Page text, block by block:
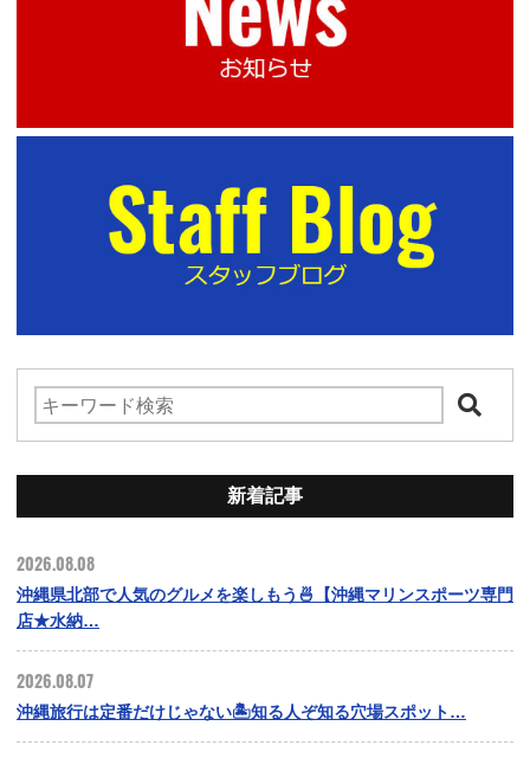
新着記事
2026.08.08
沖縄県北部で人気のグルメを楽しもう🍜【沖縄マリンスポーツ専門
店★水納…
2026.08.07
沖縄旅行は定番だけじゃない🏝️知る人ぞ知る穴場スポット…